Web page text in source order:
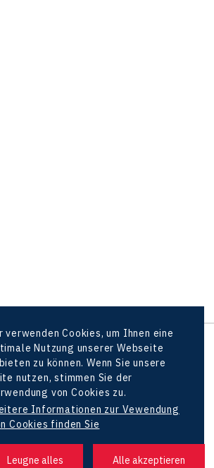
alle Partner
Headquarters
verwenden Cookies, um Ihnen eine
Nutzung unserer Webseite
zu können. Wenn Sie unsere
nutzen, stimmen Sie der
von Cookies zu.
Informationen zur Vewendung
Cookies finden Sie